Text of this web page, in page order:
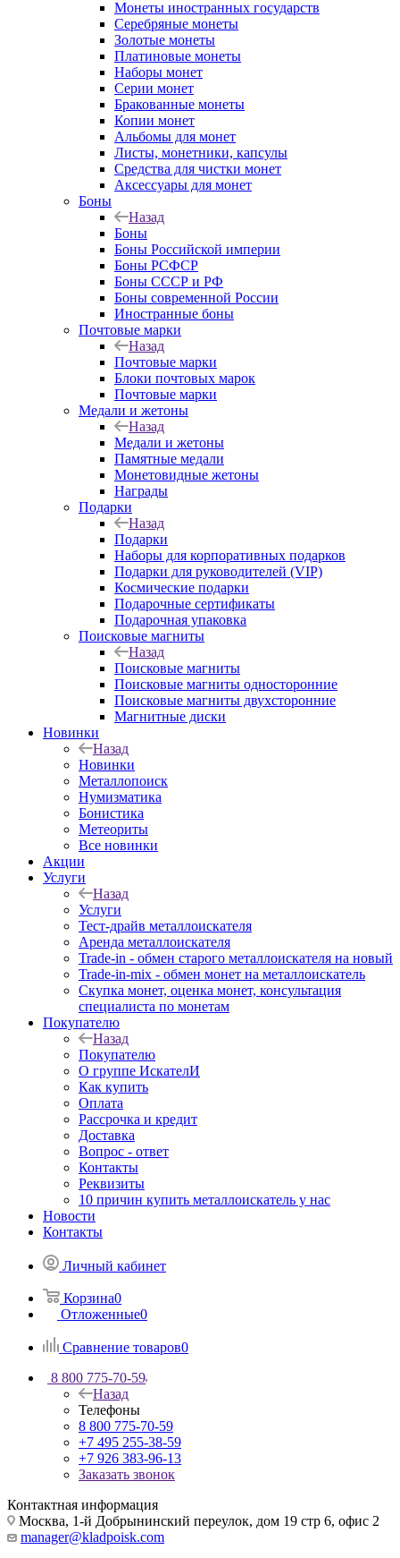
Монеты иностранных государств
Серебряные монеты
Золотые монеты
Платиновые монеты
Наборы монет
Серии монет
Бракованные монеты
Копии монет
Альбомы для монет
Листы, монетники, капсулы
Средства для чистки монет
Аксессуары для монет
Боны
Назад
Боны
Боны Российской империи
Боны РСФСР
Боны СССР и РФ
Боны современной России
Иностранные боны
Почтовые марки
Назад
Почтовые марки
Блоки почтовых марок
Почтовые марки
Медали и жетоны
Назад
Медали и жетоны
Памятные медали
Монетовидные жетоны
Награды
Подарки
Назад
Подарки
Наборы для корпоративных подарков
Подарки для руководителей (VIP)
Космические подарки
Подарочные сертификаты
Подарочная упаковка
Поисковые магниты
Назад
Поисковые магниты
Поисковые магниты односторонние
Поисковые магниты двухсторонние
Магнитные диски
Новинки
Назад
Новинки
Металлопоиск
Нумизматика
Бонистика
Метеориты
Все новинки
Акции
Услуги
Назад
Услуги
Тест-драйв металлоискателя
Аренда металлоискателя
Trade-in - обмен старого металлоискателя на новый
Trade-in-mix - обмен монет на металлоискатель
Скупка монет, оценка монет, консультация
специалиста по монетам
Покупателю
Назад
Покупателю
О группе ИскателИ
Как купить
Оплата
Рассрочка и кредит
Доставка
Вопрос - ответ
Контакты
Реквизиты
10 причин купить металлоискатель у нас
Новости
Контакты
Личный кабинет
Корзина0
Отложенные0
Сравнение товаров0
8 800 775-70-59
Назад
Телефоны
8 800 775-70-59
+7 495 255-38-59
+7 926 383-96-13
Заказать звонок
Контактная информация
Москва, 1-й Добрынинский переулок, дом 19 стр 6, офис 2
manager@kladpoisk.com